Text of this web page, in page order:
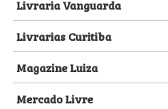
Livraria Vanguarda
Livrarias Curitiba
Magazine Luiza
Mercado Livre